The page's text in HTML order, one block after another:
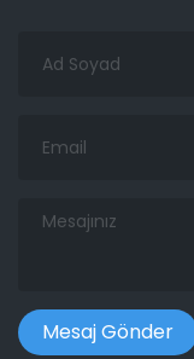
Soyad
Mesajınız